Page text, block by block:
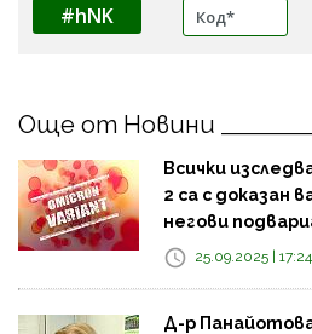
#hNK
Още от Новини
Всички
2 са с доказан
негови
25.09.2025 |
Д-р